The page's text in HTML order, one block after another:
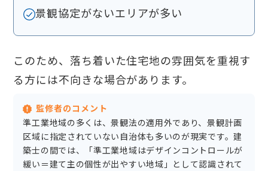
景観協定がないエリアが多い
このため、落ち着いた住宅地の雰囲気を重視す
る方には不向きな場合があります。
監修者のコメント
準工業地域の多くは、景観法の適用外であり、景観計画
区域に指定されていない自治体も多いのが現実です。建
築士の間では、「準工業地域はデザインコントロールが
緩い＝建て主の個性が出やすい地域」として認識されて